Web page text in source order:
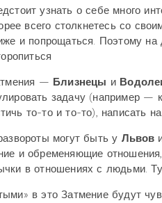
узнать о себе много
всего столкнетесь со
и попрощаться. Поэтому
— Близнецы и
задачу (например —
то-то и то-то), написать
могут быть у Львов
и обременяющие
в отношениях с людьми.
в это Затмение будут